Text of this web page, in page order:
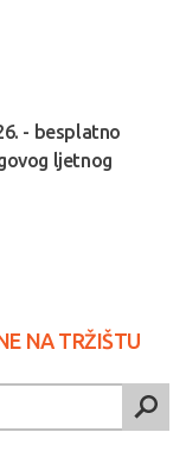
- besplatno
ljetnog
NA TRŽIŠTU